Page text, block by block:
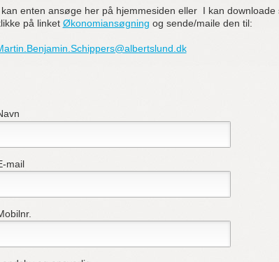
kan enten ansøge her på hjemmesiden eller I kan downloade
på linket Økonomiansøgning og sende/maile den til:
mail